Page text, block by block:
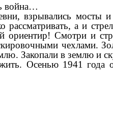
война…
взрывались мосты
а и
ориентир! Смотри и
чехлами.
Закопали в землю
Осенью 1941